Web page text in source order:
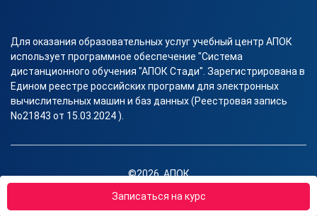
Записаться на курс
Для оказания образовательных услуг учебный центр АПОК
использует программное обеспечение "Система
дистанционного обучения "АПОК Стади". Зарегистрирована в
Едином реестре российских программ для электронных
вычислительных машин и баз данных (Реестровая запись
No21843 от 15.03.2024 ).
©2026, АПОК